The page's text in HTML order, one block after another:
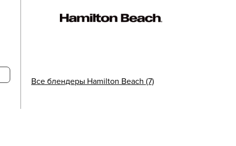
Все блендеры Hamilton Beach (7)